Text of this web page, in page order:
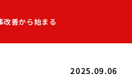
改善から始まる
2025.09.06